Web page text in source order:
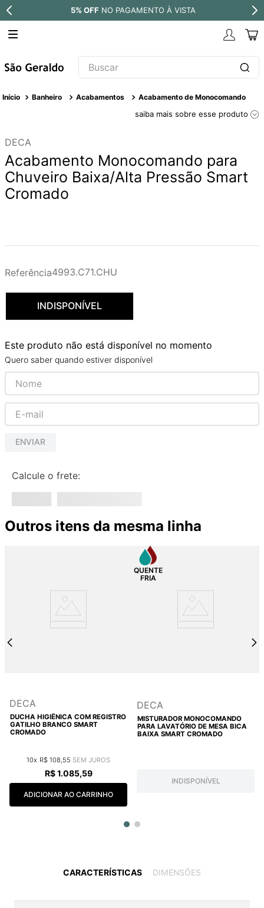
5% OFF NO PAGAMENTO À VISTA
Buscar
Banheiro Acabamentos Acabamento de Monocomando
saiba mais sobre esse produto
DECA
Acabamento Monocomando para
Chuveiro Baixa/Alta Pressão Smart
Cromado
Referência4993.C71.CHU
INDISPONÍVEL
Este produto não está disponível no momento
Quero saber quando estiver disponível
ENVIAR
Calcule o frete:
Outros itens da mesma linha
DECA
DUCHA HIGIÊNICA COM REGISTRO
GATILHO BRANCO SMART
CROMADO
10 R$ 108,55
R$ 1.085,59
ADICIONAR AO CARRINHO
DECA
MISTURADOR MONOCOMANDO
PARA LAVATÓRIO DE MESA BICA
BAIXA SMART CROMADO
INDISPONÍVEL
CARACTERÍSTICAS DIMENSÕES
TERMOS MAIS BUSCADOS
4 º
torneira
5º
atlas
9º
red gold
10º cobre escovado